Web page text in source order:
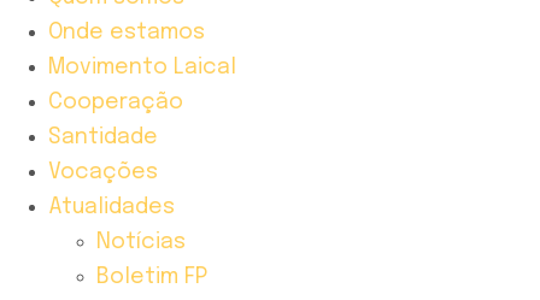
Onde estamos
Movimento Laical
Cooperação
Santidade
Vocações
Atualidades
Notícias
Boletim FP